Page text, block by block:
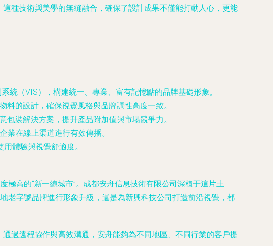
種技術與美學的無縫融合，確保了設計成果不僅能打動人心，更能
統（VIS），構建統一、專業、富有記憶點的品牌基礎形象。
料的設計，確保視覺風格與品牌調性高度一致。
包裝解決方案，提升產品附加值與市場競爭力。
業在線上渠道進行有效傳播。
體驗與視覺舒適度。
極高的“新一線城市”。成都安舟信息技術有限公司深植于這片土
老字號品牌進行形象升級，還是為新興科技公司打造前沿視覺，都
過遠程協作與高效溝通，安舟能夠為不同地區、不同行業的客戶提